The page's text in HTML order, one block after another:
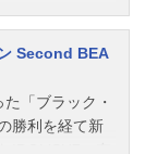
ルたちの強
輝き続けよう
くかっこいい
、世間の声、
け邪魔されよ
イドルとして
ていた。グル
一歩を踏み出
（アイド
光り輝くステ
Second BEA
「ブラック・
勝利を経て新